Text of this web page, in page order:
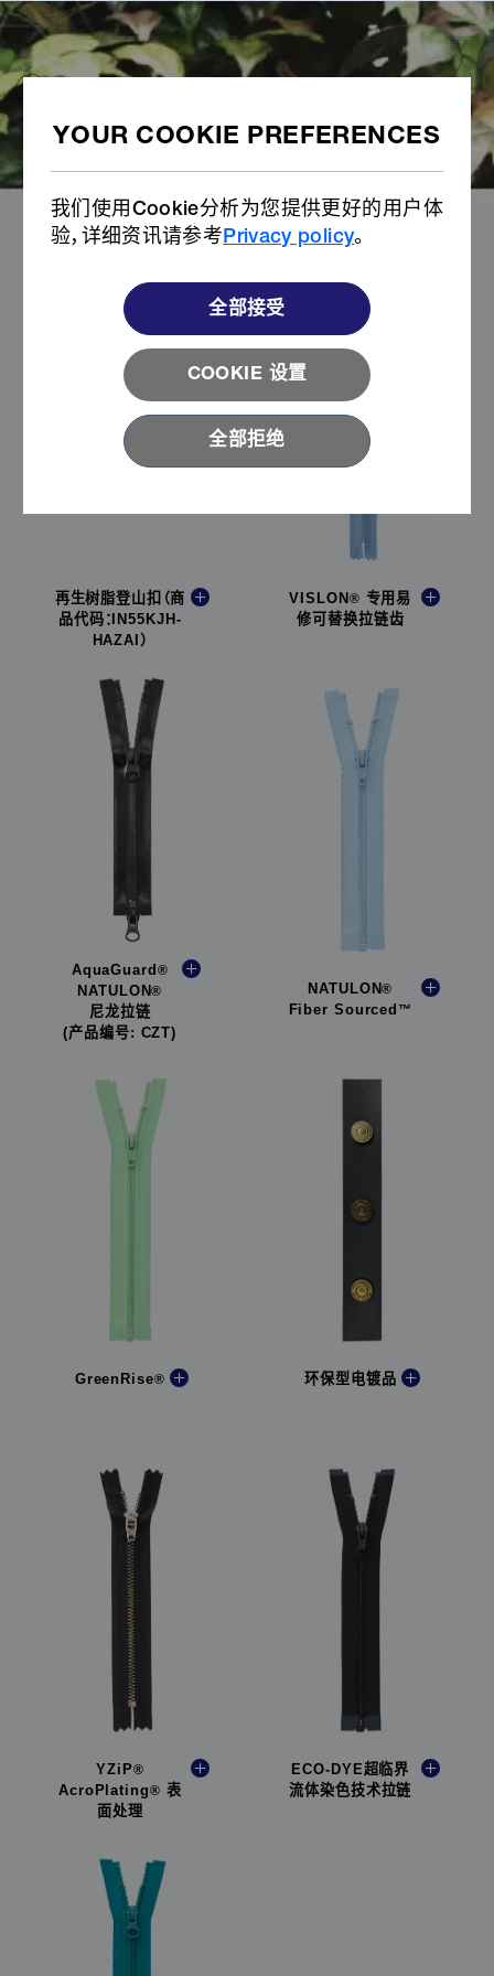
我们使用Cookie分析为您提供更好的用户体
验，详细资讯请参考Privacy policy。
COOKIE 设置
全部接受
全部拒绝
可持续性
树脂部件 按扣及钮扣
再生树脂登山扣（商
品代码：IN55KJH-
HAZAI）
VISLON ® 专用易
修可替换拉链齿
AquaGuard®
NATULON®
尼龙拉链
(产品编号: CZT)
NATULON®
Fiber Sourced™
GreenRise® 环保型电镀品
YZiP®
AcroPlating® 表
面处理
ECO-DYE超临界
流体染色技术拉链